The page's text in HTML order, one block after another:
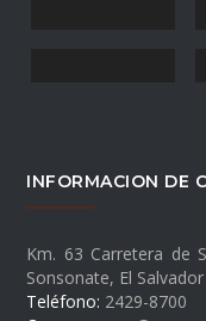
INFORMACION DE
Km. 63 Carretera de
Sonsonate, El Salvador
Teléfono: 2429-8700